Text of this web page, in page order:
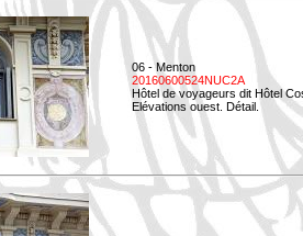
06 - Menton
20160600524NUC2A
Hôtel de voyageurs dit Hôtel
Elévations ouest. Détail.